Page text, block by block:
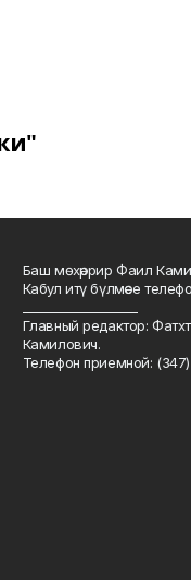
Баш мөхәррир Фаил
Кабул итү бүлмәсе
Главный редактор:
Камилович.
Телефон приемной: